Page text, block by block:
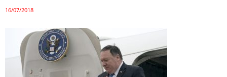
16/07/2018